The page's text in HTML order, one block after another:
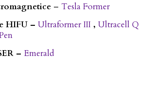
–Tesla Former
HIFU –Ultraformer III ,Ultracell Q
–Emerald